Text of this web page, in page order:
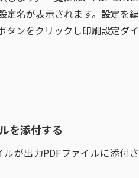
定名が表示されます。設定を
タンをクリックし印刷設定ダ
を添付する
が出力PDFファイルに添付